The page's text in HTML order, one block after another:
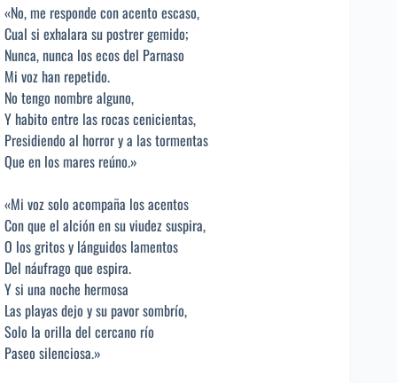
«No, me responde con acento escaso,
Cual si exhalara su postrer gemido;
Nunca, nunca los ecos del Parnaso
Mi voz han repetido.
No tengo nombre alguno,
Y habito entre las rocas cenicientas,
Presidiendo al horror y a las tormentas
Que en los mares reúno.»
«Mi voz solo acompaña los acentos
Con que el alción en su viudez suspira,
O los gritos y lánguidos lamentos
Del náufrago que espira.
Y si una noche hermosa
Las playas dejo y su pavor sombrío,
Solo la orilla del cercano río
Paseo silenciosa.»